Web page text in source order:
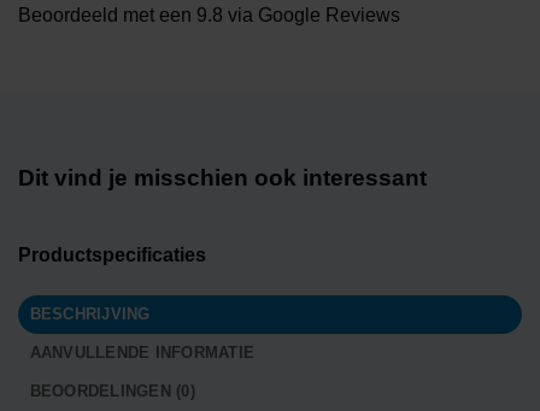
Beoordeeld met een 9.8 via Google Reviews
Dit vind je misschien ook interessant
Productspecificaties
BESCHRIJVING
AANVULLENDE INFORMATIE
BEOORDELINGEN (0)